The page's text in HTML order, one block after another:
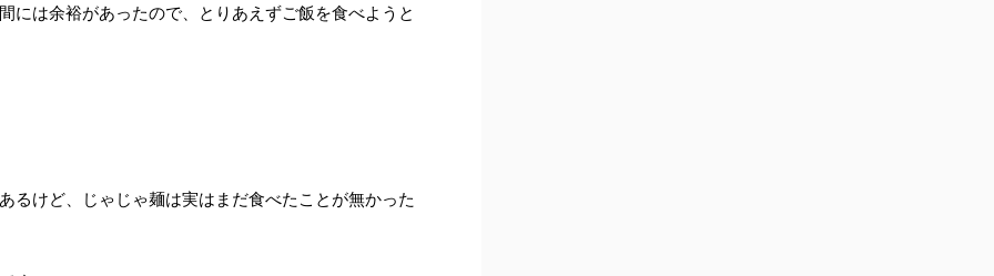
には余裕があったので、とりあえずご飯を食べようと
るけど、じゃじゃ麺は実はまだ食べたことが無かった